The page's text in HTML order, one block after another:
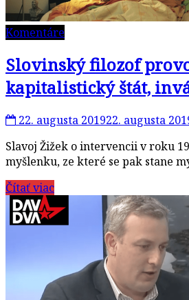
Komentáre
Slovinský filozof
kapitalistický štát,
22. augusta 201922. augusta
Slavoj Žižek o intervencii v roku
myšlenku, ze které se pak stane
Čítať viac